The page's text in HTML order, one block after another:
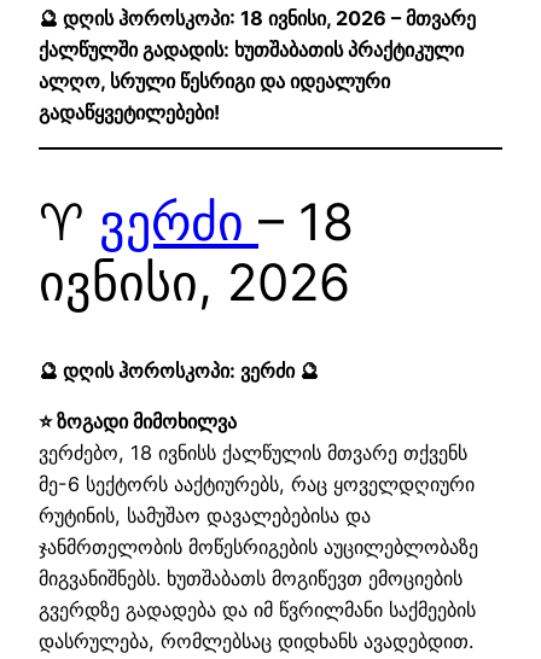
🔮 დღის ჰოროსკოპი: 18 ივნისი, 2026 – მთვარე
ქალწულში გადადის: ხუთშაბათის პრაქტიკული
ალღო, სრული წესრიგი და იდეალური
გადაწყვეტილებები!
♈ ვერძი – 18
ივნისი, 2026
🔮 დღის ჰოროსკოპი: ვერძი 🔮
⭐ ზოგადი მიმოხილვა
ვერძებო, 18 ივნისს ქალწულის მთვარე თქვენს
მე-6 სექტორს ააქტიურებს, რაც ყოველდღიური
რუტინის, სამუშაო დავალებებისა და
ჯანმრთელობის მოწესრიგების აუცილებლობაზე
მიგვანიშნებს. ხუთშაბათს მოგიწევთ ემოციების
გვერდზე გადადება და იმ წვრილმანი საქმეების
დასრულება, რომლებსაც დიდხანს ავადებდით.